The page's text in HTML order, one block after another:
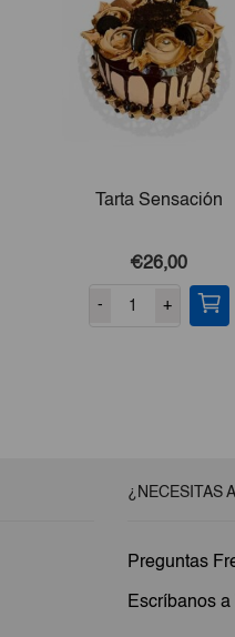
Tarta Sensación
€26,00
- +
¿NECESITAS
Preguntas
Escríbanos